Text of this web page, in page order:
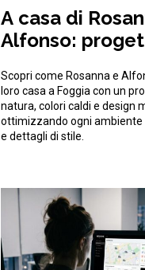
A casa di
Alfonso:
natura
Scopri come Rosanna e
loro casa a Foggia con un
natura, colori caldi e design
ottimizzando ogni ambiente
e dettagli di stile.